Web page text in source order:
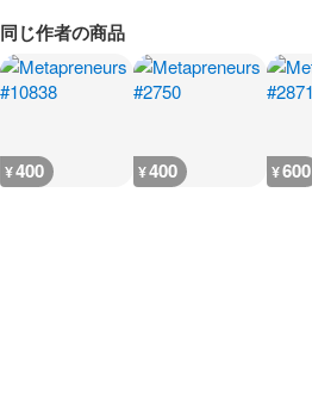
同じ作者の商品
¥400 ¥400 ¥600